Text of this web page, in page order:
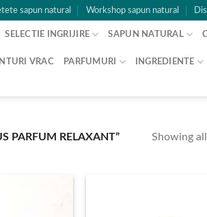
sapun natural Workshop sapun natural
SELECTIE INGRIJIRE SAPUN NATURAL
VRAC PARFUMURI INGREDIENTE
PARFUM RELAXANT” Showing